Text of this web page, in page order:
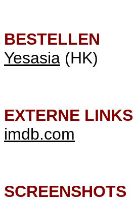
BESTELLEN
Yesasia (HK)
EXTERNE LINKS
imdb.com
SCREENSHOTS